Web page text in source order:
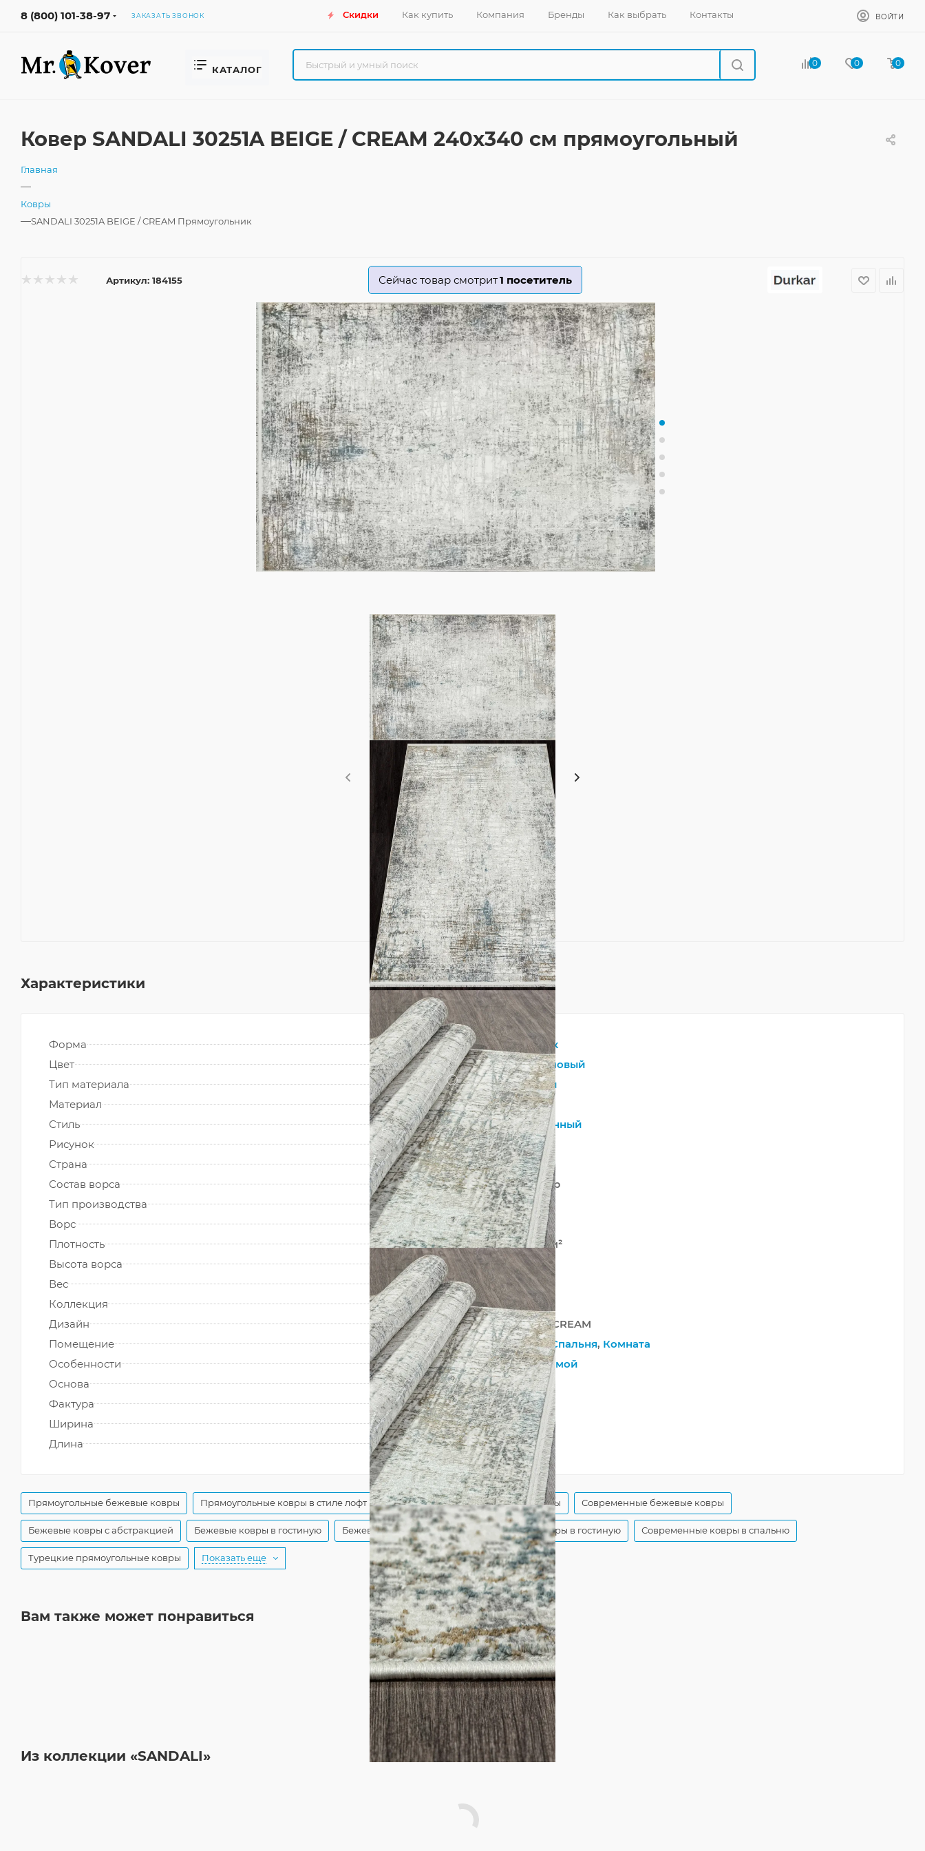
8 (800) 101-38-97 ЗАКАЗАТЬ ЗВОНОК Скидки Как купить Компания Бренды Как выбрать Контакты ВОЙТИ
КАТАЛОГ
0 0 0
Ковер SANDALI 30251A BEIGE / CREAM 240x340 см прямоугольный
Главная
—
Ковры
—SANDALI 30251A BEIGE / CREAM Прямоугольник
Артикул: 184155 Сейчас товар смотрит1 посетитель
Характеристики
Форма
Прямоугольник
Цвет
Бежевый,Кремовый
Тип материала
?
Синтетический
Материал
Полиэстер
Стиль
Лофт,Современный
Рисунок
Абстракция
Страна
Турция
Состав ворса
100% Полиэстер
Тип производства
Машинный
Ворс
?
Средний
Плотность
720 000 точек/м²
Высота ворса
9 мм
Вес
1800 г/м²
Коллекция
SANDALI
Дизайн
30251A BEIGE / CREAM
Помещение
Гостиная,Зал,Спальня, Комната
Особенности
На пол,С бахромой
Основа
?
Хлопковая
Фактура
?
Рельефный
Ширина
240
Длина
340
Прямоугольные бежевые ковры Прямоугольные ковры в стиле лофт Прямоугольные современные ковры Современные бежевые ковры
Бежевые ковры с абстракцией Бежевые ковры в гостиную Бежевые ковры на пол Современные ковры в гостиную Современные ковры в спальню
Турецкие прямоугольные ковры Показать еще
Вам также может понравиться
Из коллекции «SANDALI»